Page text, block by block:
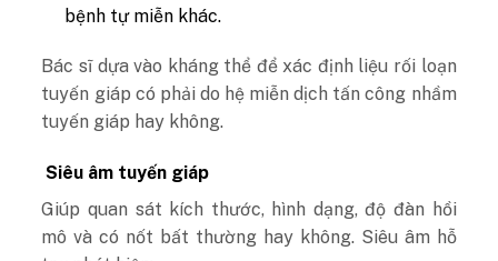
bệnh tự miễn khác.
Bác sĩ dựa vào kháng thể để xác định liệu rối loạn
tuyến giáp có phải do hệ miễn dịch tấn công nhầm
tuyến giáp hay không.
Siêu âm tuyến giáp
Giúp quan sát kích thước, hình dạng, độ đàn hồi
mô và có nốt bất thường hay không. Siêu âm hỗ